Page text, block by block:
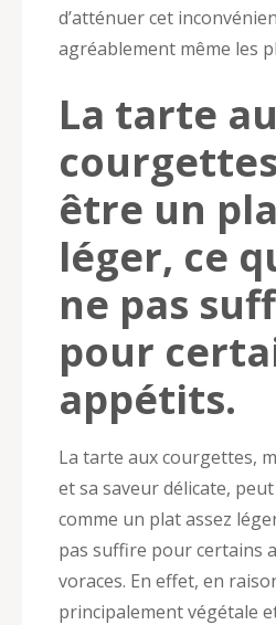
d’atténuer cet
agréablement même les
La tarte
être un
léger, ce
ne pas
pour
appétits.
La tarte aux courgettes,
et sa saveur délicate,
comme un plat assez
pas suffire pour certains
voraces. En effet, en
principalement végétale